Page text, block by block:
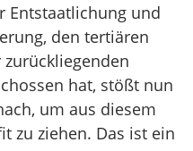
Entstaatlichung und
den tertiären
hat, stößt nun
um aus diesem
zu ziehen. Das ist ein